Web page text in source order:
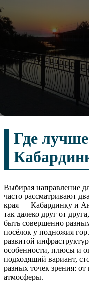
Где
Выбирая направление
часто рассматривают
края — Кабардинку и
так далеко друг от
быть совершенно
посёлок у подножия
развитой
особенности, плюсы и
подходящий вариант,
разных точек зрения:
атмосферы.